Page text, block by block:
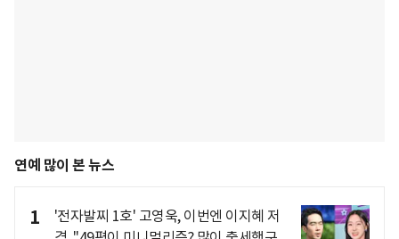
연예 많이 본 뉴스
1
'전자발찌 1호' 고영욱, 이번엔 이지혜 저